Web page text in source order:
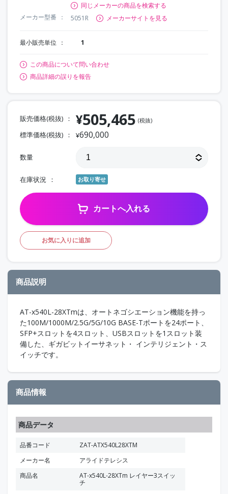
同じメーカーの商品を検索する
メーカー型番
5051R メーカーサイトを見る
最小販売単位 1
この商品について問い合わせ
商品詳細の誤りを報告
販売価格(税抜) ¥505,465 (税抜)
標準価格(税抜) ¥690,000
数量
在庫状況 お取り寄せ
カートへ入れる
お気に入りに追加
商品説明
AT-x540L-28XTmは、オートネゴシエーション機能を持っ
た100M/1000M/2.5G/5G/10G BASE-Tポートを24ポート、
SFP+スロットを4スロット、USBスロットを1スロット装
備した、ギガビットイーサネット・ インテリジェント・ス
イッチです。
商品情報
商品データ
品番コード
ZAT-ATX540L28XTM
メーカー名
アライドテレシス
商品名
AT-x540L-28XTm レイヤー3スイッ
チ